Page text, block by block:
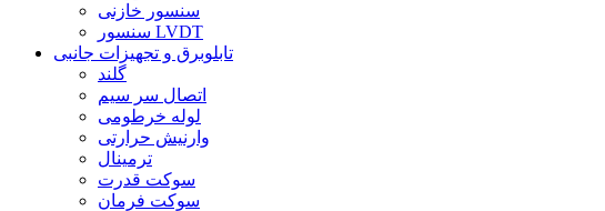
سنسور خازنی
سنسور LVDT
تابلوبرق و تجهیزات جانبی
گلند
اتصال سر سیم
لوله خرطومی
وارنیش حرارتی
ترمینال
سوکت قدرت
سوکت فرمان